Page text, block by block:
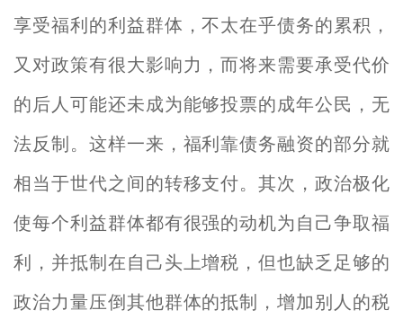
享受福利的利益群体，不太在乎债务的累积，
又对政策有很大影响力，而将来需要承受代价
的后人可能还未成为能够投票的成年公民，无
法反制。这样一来，福利靠债务融资的部分就
相当于世代之间的转移支付。其次，政治极化
使每个利益群体都有很强的动机为自己争取福
利，并抵制在自己头上增税，但也缺乏足够的
政治力量压倒其他群体的抵制，增加别人的税